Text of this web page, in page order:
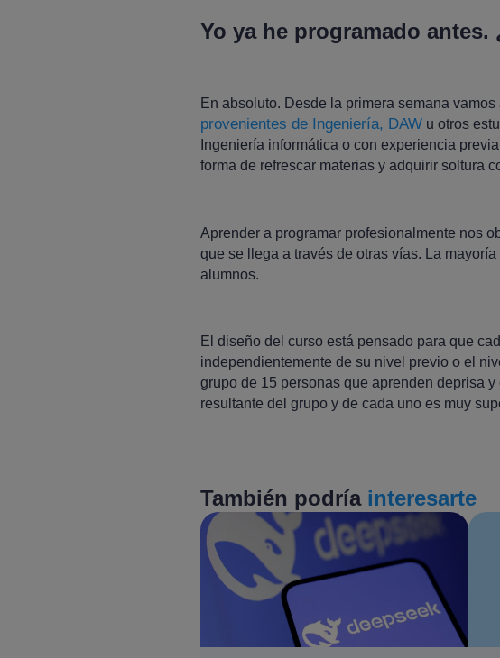
Yo ya he programado
En absoluto. Desde la primera semana
provenientes de Ingeniería, DAW u otros
Ingeniería informática o con experiencia
forma de refrescar materias y adquirir soltura
Aprender a programar profesionalmente nos
que se llega a través de otras vías. La
alumnos.
El diseño del curso está pensado para que
independientemente de su nivel previo o el
grupo de 15 personas que aprenden deprisa
resultante del grupo y de cada uno es muy
También podría interesarte